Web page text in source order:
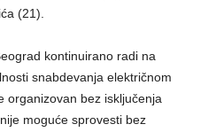
(21).
kontinuirano radi na
snabdevanja električnom
organizovan bez isključenja
moguće sprovesti bez